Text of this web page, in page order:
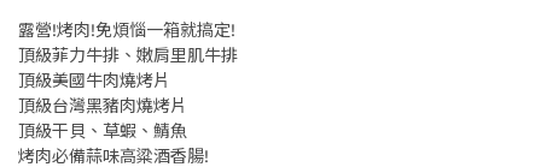
露營!烤肉!免煩惱一箱就搞定!
頂級菲力牛排、嫩肩里肌牛排
頂級美國牛肉燒烤片
頂級台灣黑豬肉燒烤片
頂級干貝、草蝦、鯖魚
烤肉必備蒜味高粱酒香腸!